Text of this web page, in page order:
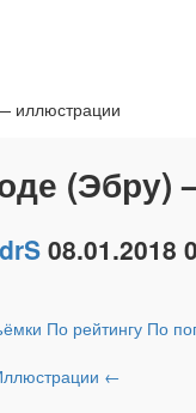
иллюстрации
08.01.2018
По рейтингу По
←